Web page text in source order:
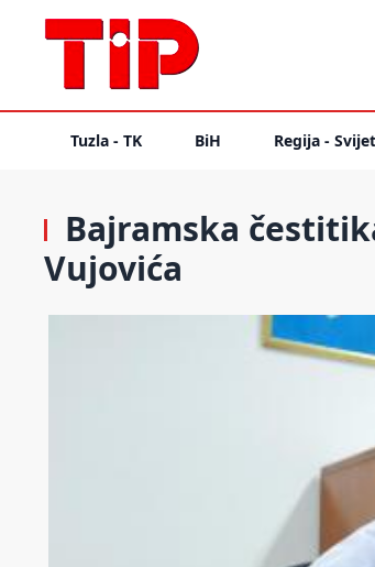
Tuzla - TK BiH Regija - Svijet
Bajramska
Vujovića